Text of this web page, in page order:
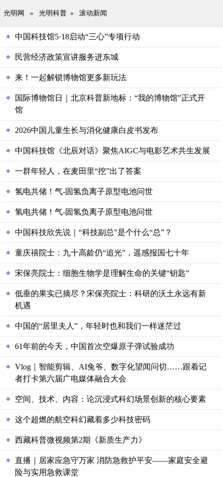
光明网 » 光明科普 » 滚动新闻
中国科技馆5·18启动“三心”专项行动
民营经济政策宣讲服务进东城
来！一起解锁博物馆更多新玩法
国际博物馆日｜北京科普新地标：“我的博物馆”正式开
馆
2026中国儿童生长与消化健康白皮书发布
中国科技馆《北辰对话》聚焦AIGC与电影艺术共生发展
一群年轻人，在麦田里“挖”出了答案
氢电共储！气-固氢负离子原型电池问世
氢电共储！气-固氢负离子原型电池问世
中国科技欣先说｜“科技副总”是个什么“总”？
童庆禧院士：九十高龄仍“追光”，遥感报国七十年
宋保亮院士：细胞生物学是理解生命的关键“钥匙”
低垂的果实已摘尽？宋保亮院士：科研的沃土永远有新
机遇
中国的“居里夫人”，年轻时也和我们一样迷茫过
61年前的今天，中国首次空爆原子弹试验成功
Vlog｜智能剪辑、AI兔爷、数字化望闻问切……跟着记
者打卡第六届广电媒体融合大会
空间、技术、内容：论沉浸式科幻场景创新的核心要素
这个超燃的航空科幻藏着多少科技密码
西藏科普微视频第2期《新质生产力》
直播｜居家应急守万家 消防急救护平安——家庭安全避
险与实用急救课堂